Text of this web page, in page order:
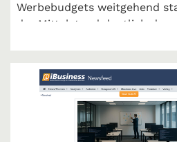
Werbebudgets weitgehend
der Mittelstand deutlich
unsere Halbjahresbilanz.